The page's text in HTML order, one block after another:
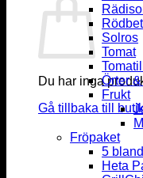
Du har inga
Gå tillbaka till
Solros
Tomat
Örter
Frukt
Fröpaket
5
Heta